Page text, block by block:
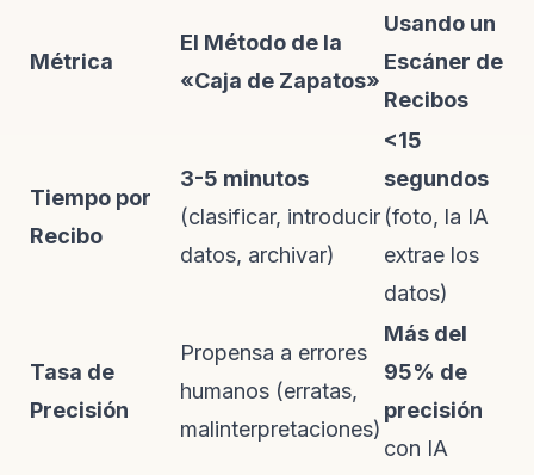
Métrica
El Método de la
«Caja de Zapatos»
Usando un
Escáner de
Recibos
Tiempo por
Recibo
3-5 minutos
(clasificar, introducir
datos, archivar)
<15
segundos
(foto, la IA
extrae los
datos)
Tasa de
Precisión
Propensa a errores
humanos (erratas,
malinterpretaciones)
Más del
95% de
precisión
con IA